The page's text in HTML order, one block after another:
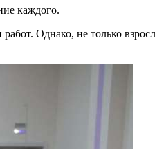
каждого.
Однако, не только